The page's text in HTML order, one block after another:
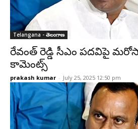
Telangana - తెలంగాణ
రేవంత్ రెడ్డి సీఎం పదవిపై
కామెంట్స్
prakash kumar - July 25, 2025 12:50 pm